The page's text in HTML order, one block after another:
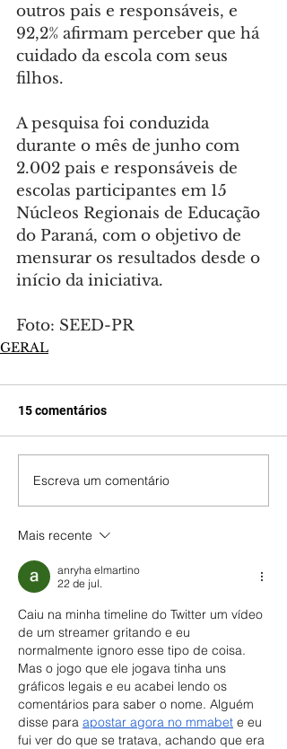
outros pais e responsáveis, e
92,2% afirmam perceber que há
cuidado da escola com seus
filhos.
A pesquisa foi conduzida
durante o mês de junho com
2.002 pais e responsáveis de
escolas participantes em 15
Núcleos Regionais de Educação
do Paraná, com o objetivo de
mensurar os resultados desde o
início da iniciativa.
Foto: SEED-PR
GERAL
15 comentários
Escreva um comentário
Mais recente
anryha elmartino
22 de jul.
Caiu na minha timeline do Twitter um vídeo
de um streamer gritando e eu
normalmente ignoro esse tipo de coisa.
Mas o jogo que ele jogava tinha uns
gráficos legais e eu acabei lendo os
comentários para saber o nome. Alguém
disse para apostar agora no mmabet e eu
fui ver do que se tratava, achando que era